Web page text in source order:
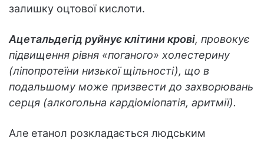
залишку оцтової кислоти.
Ацетальдегід руйнує клітини крові, провокує
підвищення рівня «поганого» холестерину
(ліпопротеїни низької щільності), що в
подальшому може призвести до захворювань
серця (алкогольна кардіоміопатія, аритмії).
Але етанол розкладається людським